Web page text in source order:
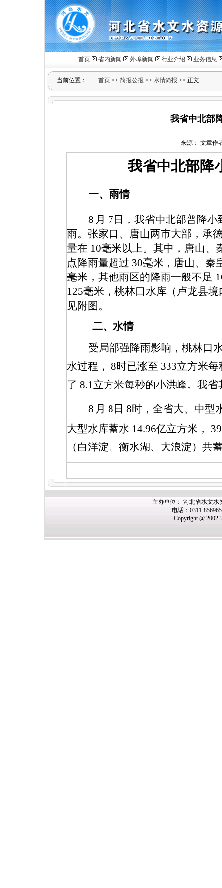
首页 省内新闻 外埠新闻 行业介绍 业务信息
当前位置： 首页 >> 简报公报 >> 水情简报 >> 正文
我省中北部
来源： 文章作
我省中北部降
一、雨情
8 月 7 日，我省中北部普降
雨。张家口、唐山两市大部，承
量在 10毫米以上。其中，唐山、
点降雨量超过 30毫米，唐山、秦
毫米，其他雨区的降雨一般不足
125毫米，桃林口水库（卢龙县
见附图。
二、水情
受局部强降雨影响，桃林口
水过程， 8时已涨至 333立方米
了 8.1立方米每秒的小洪峰。我
8 月 8 日 8时，全省大、中型
大型水库蓄水 14.96亿立方米， 39
（白洋淀、衡水湖、大浪淀）共
主办单位： 河北省水文水
电话：0311-
Copyright @ 2002-